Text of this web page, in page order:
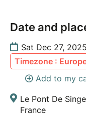
Date and
Sat Dec 27,
Timezone :
Add to my
Le Pont De
France